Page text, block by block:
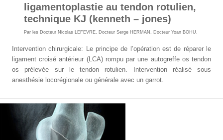
ligamentoplastie au tendon rotulien,
technique KJ (kenneth – jones)
Par les Docteur Nicolas LEFEVRE Docteur Serge HERMAN Docteur Yoan BOHU
Intervention chirurgicale: Le principe de l’opération est de réparer le
ligament croisé antérieur (LCA) rompu par une autogreffe os tendon
os prélevée sur le tendon rotulien. Intervention réalisé sous
anesthésie locorégionale ou générale avec un garrot.